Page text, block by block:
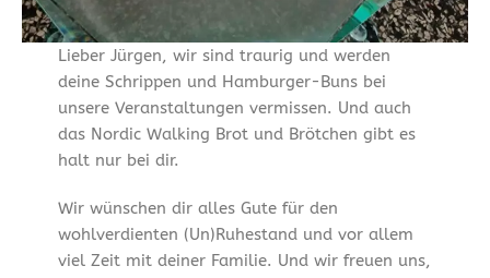
Lieber Jürgen, wir sind traurig und werden
deine Schrippen und Hamburger-Buns bei
unsere Veranstaltungen vermissen. Und auch
das Nordic Walking Brot und Brötchen gibt es
halt nur bei dir.
Wir wünschen dir alles Gute für den
wohlverdienten (Un)Ruhestand und vor allem
viel Zeit mit deiner Familie. Und wir freuen uns,